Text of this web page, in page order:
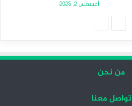
أغسطس 2, 2025
من نحن
تواصل معنا